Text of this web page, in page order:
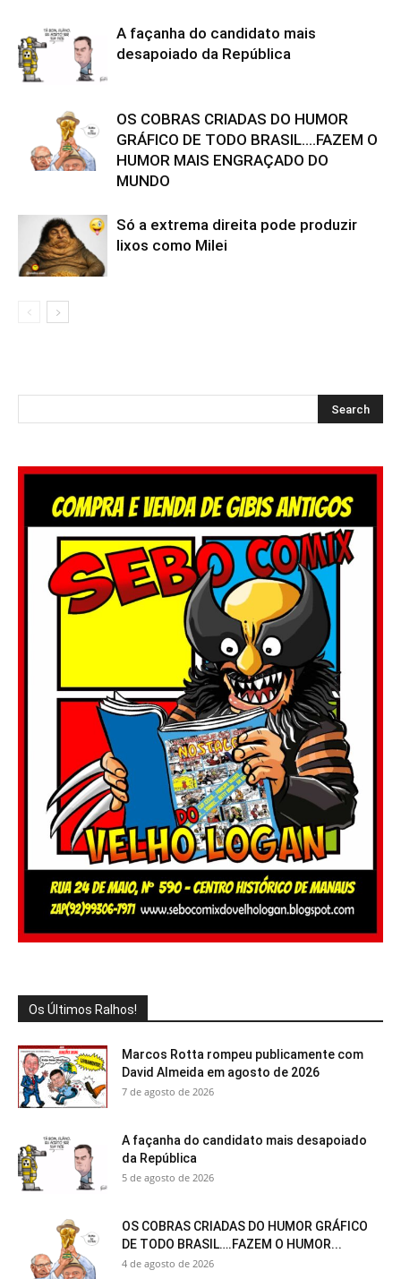
A façanha do candidato mais
desapoiado da República
OS COBRAS CRIADAS DO HUMOR
GRÁFICO DE TODO BRASIL….FAZEM O
HUMOR MAIS ENGRAÇADO DO
MUNDO
Só a extrema direita pode produzir
lixos como Milei
Os Últimos Ralhos!
Marcos Rotta rompeu publicamente com
David Almeida em agosto de 2026
7 de agosto de 2026
A façanha do candidato mais desapoiado
da República
5 de agosto de 2026
OS COBRAS CRIADAS DO HUMOR GRÁFICO
DE TODO BRASIL….FAZEM O HUMOR...
4 de agosto de 2026